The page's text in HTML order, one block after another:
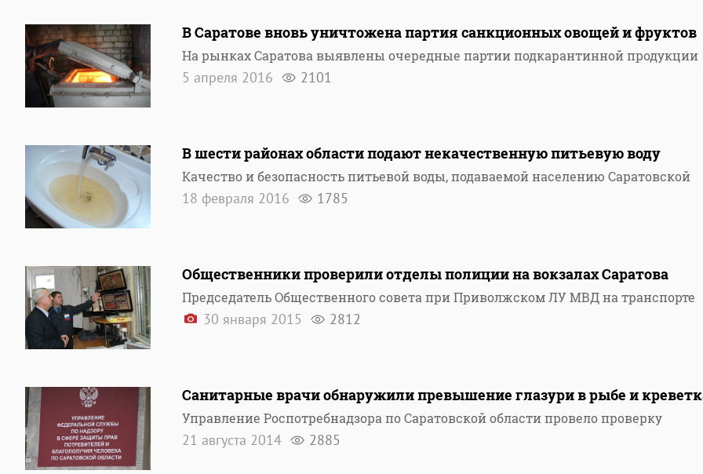
В Саратове вновь уничтожена партия санкционных овощей и фруктов
На рынках Саратова выявлены очередные партии подкарантинной продукции
5 апреля 2016 2101
В шести районах области подают некачественную питьевую воду
Качество и безопасность питьевой воды, подаваемой населению Саратовской
18 февраля 2016 1785
Общественники проверили отделы полиции на вокзалах Саратова
Председатель Общественного совета при Приволжском ЛУ МВД на транспорте
30 января 2015 2812
Санитарные врачи обнаружили превышение глазури в рыбе и
Управление Роспотребнадзора по Саратовской области провело проверку
21 августа 2014 2885